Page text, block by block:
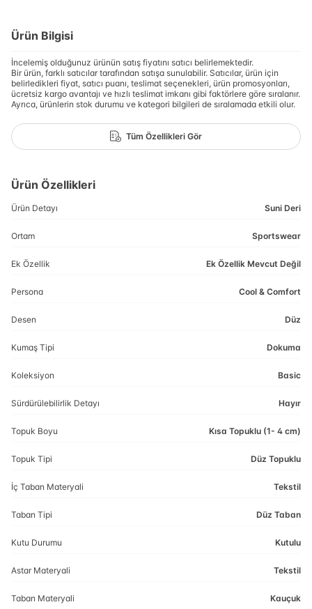
Ürün Bilgisi
İncelemiş olduğunuz ürünün satış fiyatını satıcı belirlemektedir.
Bir ürün, farklı satıcılar tarafından satışa sunulabilir. Satıcılar, ürün için
belirledikleri fiyat, satıcı puanı, teslimat seçenekleri, ürün promosyonları,
ücretsiz kargo avantajı ve hızlı teslimat imkanı gibi faktörlere göre sıralanır.
Ayrıca, ürünlerin stok durumu ve kategori bilgileri de sıralamada etkili olur.
Tüm Özellikleri Gör
Ürün Özellikleri
Ürün Detayı Suni Deri
Ortam Sportswear
Ek Özellik Ek Özellik Mevcut Değil
Persona Cool & Comfort
Desen Düz
Kumaş Tipi Dokuma
Koleksiyon Basic
Sürdürülebilirlik Detayı Hayır
Topuk Boyu Kısa Topuklu (1- 4 cm)
Topuk Tipi Düz Topuklu
İç Taban Materyali Tekstil
Taban Tipi Düz Taban
Kutu Durumu Kutulu
Astar Materyali Tekstil
Taban Materyali Kauçuk